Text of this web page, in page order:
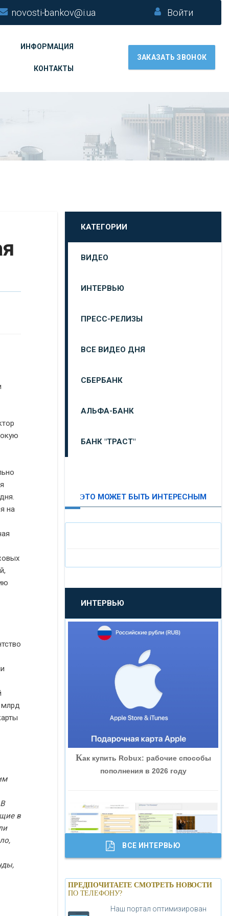
novosti-bankov@i.ua Войти
ИНФОРМАЦИЯ
КОНТАКТЫ
ЗАКАЗАТЬ ЗВОНОК
на
млрд
в
КАТЕГОРИИ
ВИДЕО
ИНТЕРВЬЮ
ПРЕСС-РЕЛИЗЫ
ВСЕ ВИДЕО ДНЯ
СБЕРБАНК
АЛЬФА-БАНК
БАНК "ТРАСТ"
«ПРОМСВЯЗЬБАНК»
«НОВИКОМБАНК»
«СМП БАНК»
«ВНЕШПРОМБАНК»
«БАНК ГЛОБЭКС»
«ТРАСТ»
«ГАЗПРОМБАНК»
«МОСКОВСКИЙ КРЕДИТНЫЙ
БАНК»
ЭТО МОЖЕТ БЫТЬ ИНТЕРЕСНЫМ
ИНТЕРВЬЮ
Как купить Robux: рабочие способы
пополнения в 2026 году
Банки.ру обновил логотип впервые за
19 лет - «Лента новостей»
ВСЕ ИНТЕРВЬЮ
ПРЕДПОЧИТАЕТЕ СМОТРЕТЬ НОВОСТИ
ПО ТЕЛЕФОНУ?
Наш портал оптимизирован